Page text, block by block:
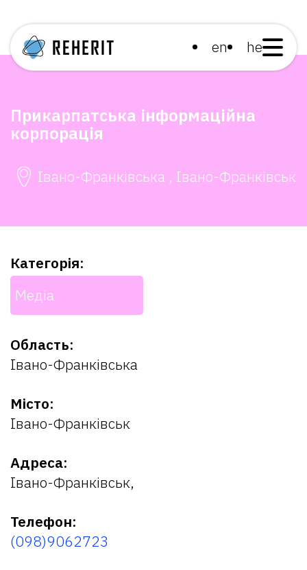
en he
Прикарпатська інформаційна
корпорація
Івано-Франківська , Івано-Франківськ
Категорія:
Медіа
Область:
Івано-Франківська
Місто:
Івано-Франківськ
Адреса:
Івано-Франківськ,
Телефон:
(098)9062723